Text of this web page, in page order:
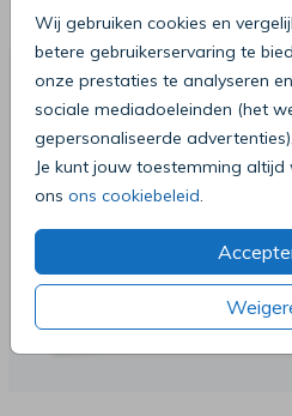
Wij gebruiken cookies en
betere gebruikerservaring te
onze prestaties te analyseren
sociale mediadoeleinden (het
gepersonaliseerde advertenties).
Je kunt jouw toestemming
ons ons cookiebeleid
voor je